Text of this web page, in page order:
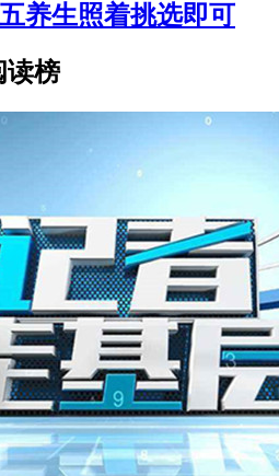
养生照着挑选即可
读榜